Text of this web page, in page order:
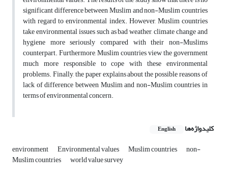
significant difference between Muslim and non-Muslim countries
with regard to environmental index. However, Muslim countries
take environmental issues such as bad weather, climate change and
hygiene more seriously compared with their non-Muslims
counterpart. Furthermore, Muslim countries view the government
much more responsible to cope with these environmental
problems. Finally, the paper explains about the possible reasons of
lack of difference between Muslim and non-Muslim countries in
terms of environmental concern.
کلیدواژه‌ها English
environment Environmental values Muslim countries non-
Muslim countries world value survey